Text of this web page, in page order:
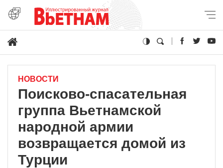
НОВОСТИ
Поисково-спасательная
группа Вьетнамской
народной армии
возвращается домой из
Турции